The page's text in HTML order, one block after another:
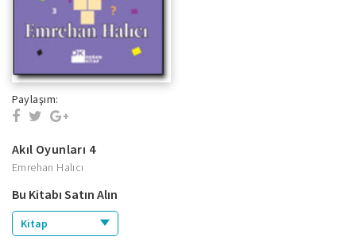
Paylaşım:
Akıl Oyunları 4
Emrehan Halıcı
Bu Kitabı Satın Alın
Kitap